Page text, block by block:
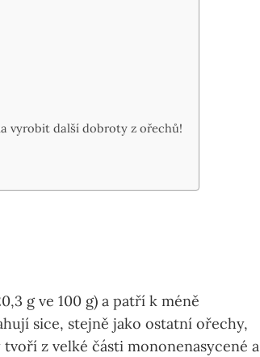
vyrobit další dobroty z ořechů!
g ve 100 g) a patří k méně
sice, stejně jako ostatní ořechy,
z velké části mononenasycené a